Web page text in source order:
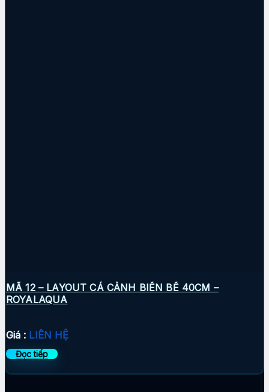
MÃ 12 – LAYOUT CÁ CẢNH BIỂN BỂ 40CM –
ROYALAQUA
Giá : LIÊN HỆ
Đọc tiếp